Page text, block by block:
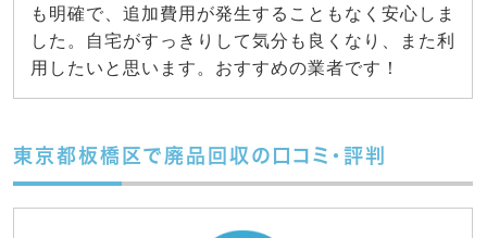
も明確で、追加費用が発生することもなく安心しま
した。自宅がすっきりして気分も良くなり、また利
用したいと思います。おすすめの業者です！
東京都板橋区で廃品回収の口コミ・評判